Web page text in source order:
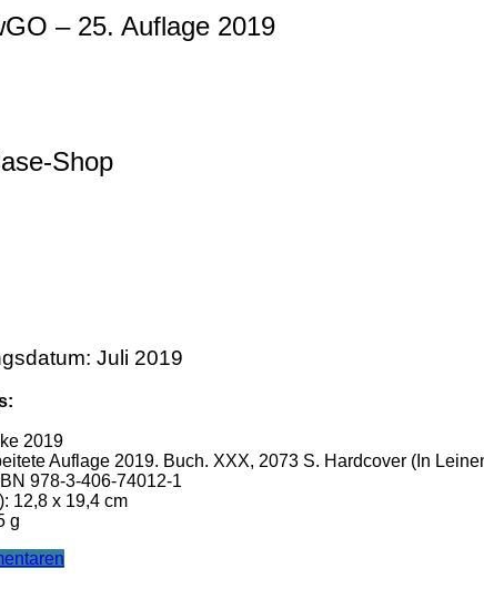
– 25. Auflage 2019
Shop
Juli 2019
2019
Auflage 2019. Buch. XXX, 2073 S. Hardcover (In
978-3-406-74012-1
12,8 x 19,4 cm
g